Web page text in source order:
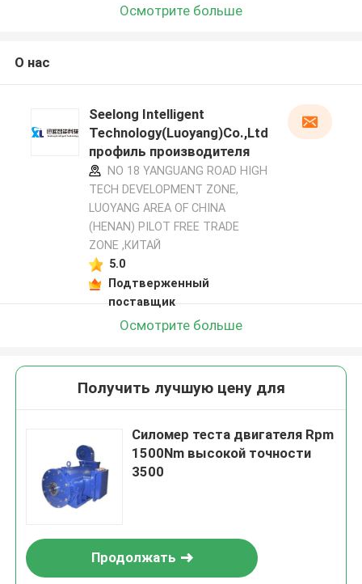
Осмотрите больше
О нас
Seelong Intelligent
Technology(Luoyang)Co.,Ltd
профиль производителя
NO 18 YANGUANG ROAD HIGH
TECH DEVELOPMENT ZONE,
LUOYANG AREA OF CHINA
(HENAN) PILOT FREE TRADE
ZONE ,КИТАЙ
5.0
Подтверженный
поставщик
Осмотрите больше
Получить лучшую цену для
Силомер теста двигателя Rpm
1500Nm высокой точности
3500
Продолжать